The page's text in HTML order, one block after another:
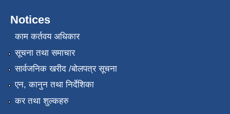
Notices
काम कर्तवय अधिकार
सूचना तथा समाचार
सार्वजनिक खरीद /बोलपत्र सूचना
एन, कानुन तथा निर्देशिका
कर तथा शुल्कहरु